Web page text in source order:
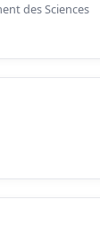
des Sciences